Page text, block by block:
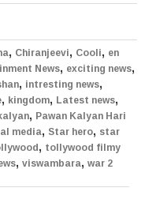
, Chiranjeevi, Cooli, en
News, exciting news,
, intresting news,
, kingdom, Latest news,
, Pawan Kalyan Hari
media, Star hero, star
, tollywood filmy
, viswambara, war 2